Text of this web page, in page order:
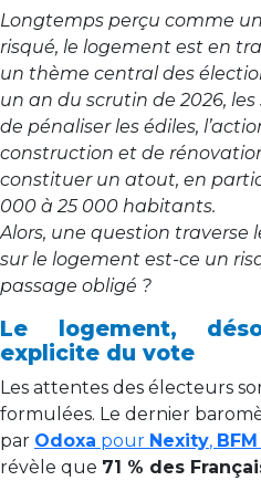
Longtemps perçu comme
risqué, le logement est en
un thème central des
un an du scrutin de 2026,
de pénaliser les édiles,
construction et de
constituer un atout, en
000 à 25 000 habitants.
Alors, une question traverse
sur le logement est-ce un
passage obligé ?
Le logement,
explicite du vote
Les attentes des électeurs
formulées. Le dernier
par Odoxa pour Nexity,
révèle que 71 % des